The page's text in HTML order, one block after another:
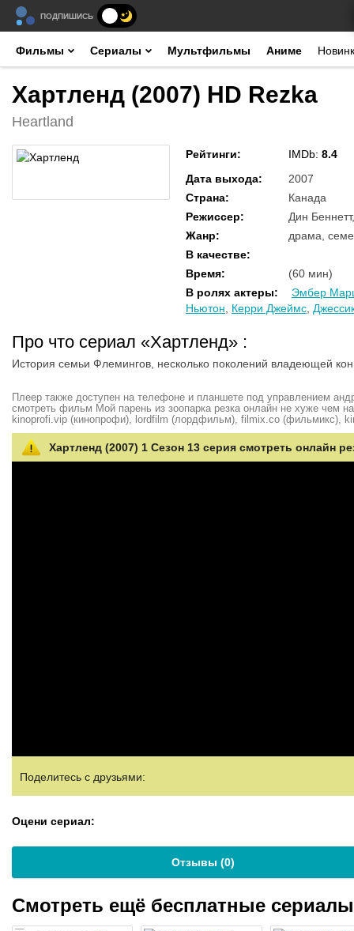
ПОДПИШИСЬ
Фильмы Сериалы Мультфильмы Аниме
Хартленд (2007) HD Rezka
Heartland
Рейтинги: IMDb: 8.4
Дата выхода:
2007
Страна:
Канада
Режиссер:
Дин
Жанр:
драма,
В качестве:
Время:
(60 мин)
В ролях актеры:
Эмбер
Ньютон
Керри Джеймс
Про что сериал «Хартленд» :
История семьи Флемингов, несколько поколений владеющей
Плеер также доступен на телефоне и планшете под управлением
смотреть фильм Мой парень из зоопарка резка онлайн не хуже чем
kinoprofi.vip (кинопрофи), lordfilm (лордфильм), filmix.co (фильмикс),
Хартленд (2007) 1 Сезон 13 серия смотреть онлайн
Поделитесь с друзьями:
Оцени сериал:
Отзывы (0)
Смотреть ещё бесплатные